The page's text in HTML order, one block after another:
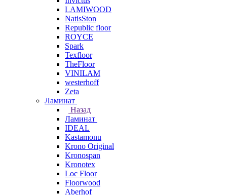
LAMIWOOD
NatisSton
Republic floor
ROYCE
Spark
Texfloor
TheFloor
VINILAM
westerhoff
Zeta
Ламинат
Назад
Ламинат
IDEAL
Kastamonu
Krono Original
Kronospan
Kronotex
Loc Floor
Floorwood
Aberhof